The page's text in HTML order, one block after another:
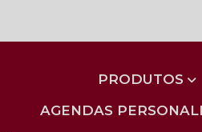
PRODUTOS
AGENDAS